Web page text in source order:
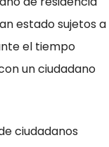
estado sujetos a
el tiempo
un ciudadano
ciudadanos